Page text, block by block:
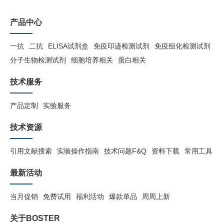
产品中心
一抗 二抗 ELISA试剂盒 免疫印迹检测试剂
免疫组化检测试剂
分子生物检测试剂
细胞培养相关 蛋白相关
技术服务
产品定制 实验服务
技术资源
引用文献搜索 实验操作指南 技术问题F&Q 资料下载 常用工具
最新活动
当月促销 免费试用 福利活动 爆款单品 周周上新
关于BOSTER